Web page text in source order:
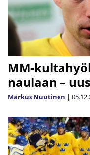
MM-
naulaan –
Markus Nuutinen |